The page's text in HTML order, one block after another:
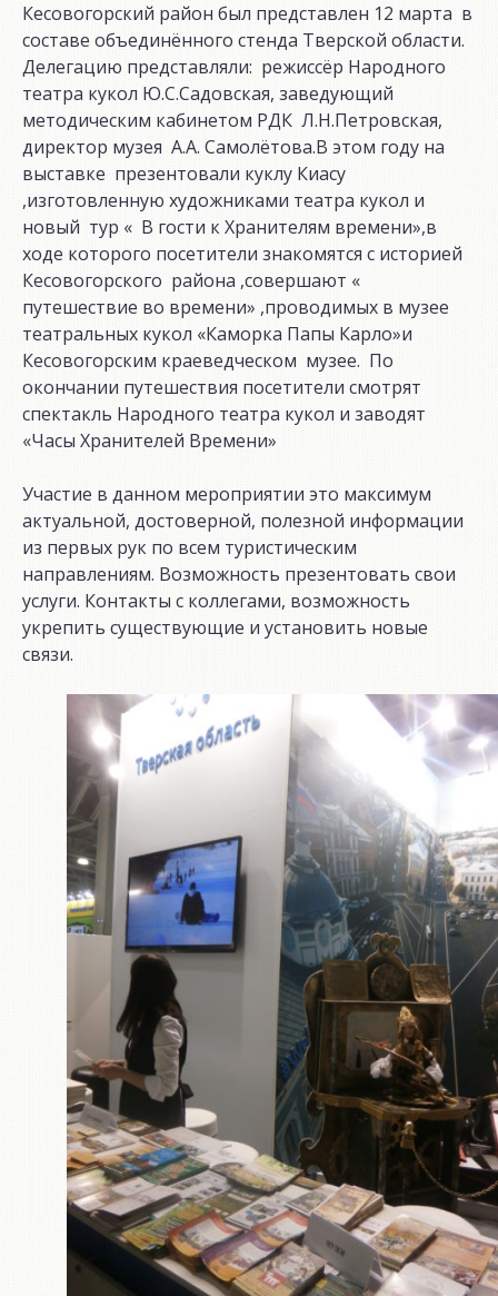
Кесовогорский район был представлен 12 марта в
составе объединённого стенда Тверской области.
Делегацию представляли: режиссёр Народного
театра кукол Ю.С.Садовская, заведующий
методическим кабинетом РДК Л.Н.Петровская,
директор музея А.А. Самолётова.В этом году на
выставке презентовали куклу Киасу
,изготовленную художниками театра кукол и
новый тур « В гости к Хранителям времени»,в
ходе которого посетители знакомятся с историей
Кесовогорского района ,совершают «
путешествие во времени» ,проводимых в музее
театральных кукол «Каморка Папы Карло»и
Кесовогорским краеведческом музее. По
окончании путешествия посетители смотрят
спектакль Народного театра кукол и заводят
«Часы Хранителей Времени»
Участие в данном мероприятии это максимум
актуальной, достоверной, полезной информации
из первых рук по всем туристическим
направлениям. Возможность презентовать свои
услуги. Контакты с коллегами, возможность
укрепить существующие и установить новые
связи.